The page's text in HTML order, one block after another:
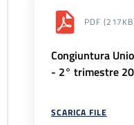
PDF
Congiuntura
- 2° trimestre
SCARICA FILE